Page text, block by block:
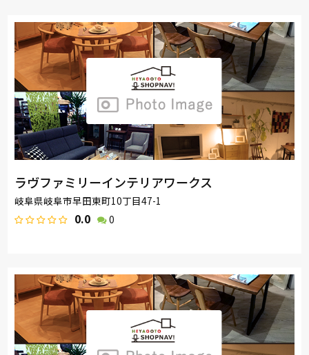
ラヴファミリーインテリアワークス
岐阜県岐阜市早田東町10丁目47-1
0.0 0